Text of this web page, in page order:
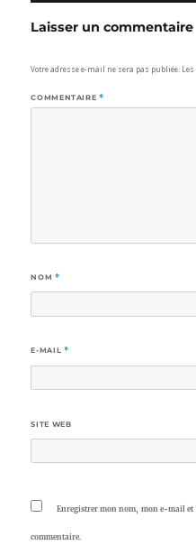
Laisser un commentaire
Votre adresse e-mail ne sera pas publiée.
COMMENTAIRE *
NOM *
E-MAIL *
SITE WEB
Enregistrer mon nom, mon e-mail
commentaire.